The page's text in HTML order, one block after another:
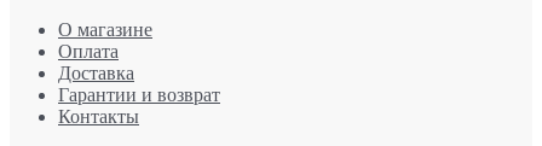
О магазине
Оплата
Доставка
Гарантии и возврат
Контакты